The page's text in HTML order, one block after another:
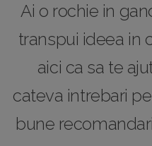
Ai o rochie in
transpui ideea in
aici ca sa te
cateva intrebari
bune